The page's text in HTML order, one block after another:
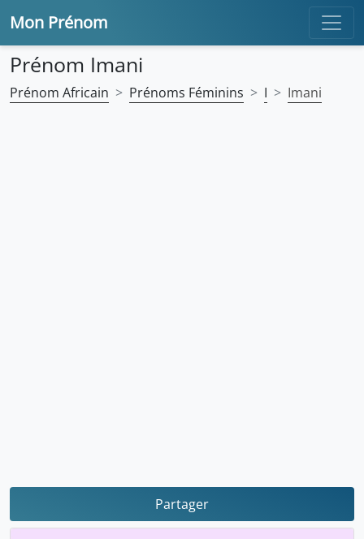
Mon Prénom
Prénom Imani
Prénom Africain Prénoms Féminins I Imani
Partager